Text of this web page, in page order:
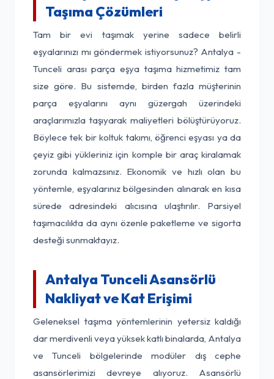
Taşıma Çözümleri
Tam bir evi taşımak yerine sadece belirli
eşyalarınızı mı göndermek istiyorsunuz? Antalya -
Tunceli arası parça eşya taşıma hizmetimiz tam
size göre. Bu sistemde, birden fazla müşterinin
parça eşyalarını aynı güzergah üzerindeki
araçlarımızla taşıyarak maliyetleri bölüştürüyoruz.
Böylece tek bir koltuk takımı, öğrenci eşyası ya da
çeyiz gibi yükleriniz için komple bir araç kiralamak
zorunda kalmazsınız. Ekonomik ve hızlı olan bu
yöntemle, eşyalarınız bölgesinden alınarak en kısa
sürede adresindeki alıcısına ulaştırılır. Parsiyel
taşımacılıkta da aynı özenle paketleme ve sigorta
desteği sunmaktayız.
Antalya Tunceli Asansörlü
Nakliyat ve Kat Erişimi
Geleneksel taşıma yöntemlerinin yetersiz kaldığı
dar merdivenli veya yüksek katlı binalarda, Antalya
ve Tunceli bölgelerinde modüler dış cephe
asansörlerimizi devreye alıyoruz. Asansörlü